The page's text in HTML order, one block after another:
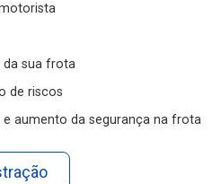
da sua frota
de riscos
e aumento da segurança na frota